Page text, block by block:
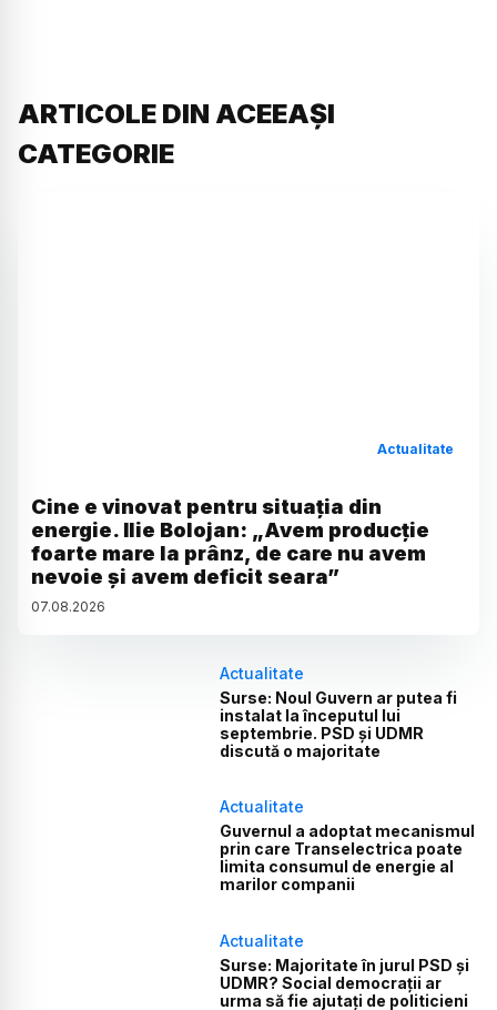
ARTICOLE DIN ACEEAȘI
CATEGORIE
Actualitate
Cine e vinovat pentru situația din
energie. Ilie Bolojan: „Avem producție
foarte mare la prânz, de care nu avem
nevoie și avem deficit seara”
07.08.2026
Actualitate
Surse: Noul Guvern ar putea fi
instalat la începutul lui
septembrie. PSD și UDMR
discută o majoritate
Actualitate
Guvernul a adoptat mecanismul
prin care Transelectrica poate
limita consumul de energie al
marilor companii
Actualitate
Surse: Majoritate în jurul PSD și
UDMR? Social democrații ar
urma să fie ajutați de politicieni